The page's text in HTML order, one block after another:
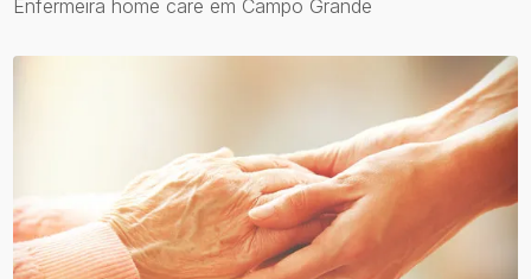
Enfermeira home care em Campo Grande